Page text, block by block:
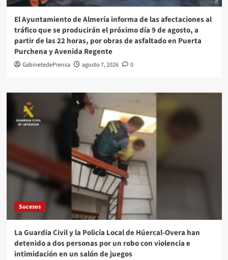
El Ayuntamiento de Almería informa de las afectaciones al
tráfico que se producirán el próximo día 9 de agosto, a
partir de las 22 horas, por obras de asfaltado en Puerta
Purchena y Avenida Regente
GabinetedePrensa agosto 7, 2026 0
Sucesos
La Guardia Civil y la Policía Local de Húercal-Overa han
detenido a dos personas por un robo con violencia e
intimidación en un salón de juegos